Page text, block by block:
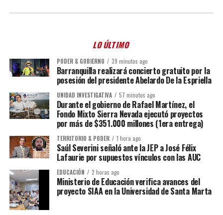
LO ÚLTIMO
PODER & GOBIERNO 39 minutos ago
Barranquilla realizará concierto gratuito por la
posesión del presidente Abelardo De la Espriella
UNIDAD INVESTIGATIVA 57 minutos ago
Durante el gobierno de Rafael Martínez, el
Fondo Mixto Sierra Nevada ejecutó proyectos
por más de $351.000 millones (1era entrega)
TERRITORIO & PODER 1 hora ago
Saúl Severini señaló ante la JEP a José Félix
Lafaurie por supuestos vínculos con las AUC
EDUCACIÓN 2 horas ago
Ministerio de Educación verifica avances del
proyecto SIAA en la Universidad de Santa Marta